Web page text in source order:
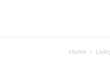
Home